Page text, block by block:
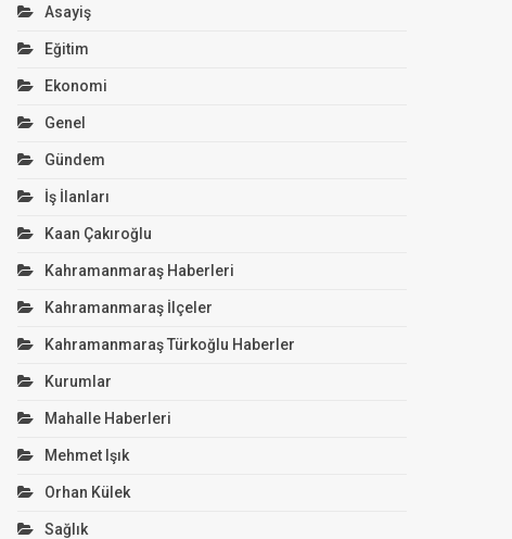
Asayiş
Eğitim
Ekonomi
Genel
Gündem
İş İlanları
Kaan Çakıroğlu
Kahramanmaraş Haberleri
Kahramanmaraş İlçeler
Kahramanmaraş Türkoğlu Haberler
Kurumlar
Mahalle Haberleri
Mehmet Işık
Orhan Külek
Sağlık